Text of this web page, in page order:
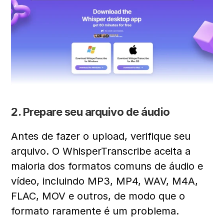
2. Prepare seu arquivo de áudio
Antes de fazer o upload, verifique seu
arquivo. O WhisperTranscribe aceita a
maioria dos formatos comuns de áudio e
vídeo, incluindo MP3, MP4, WAV, M4A,
FLAC, MOV e outros, de modo que o
formato raramente é um problema.